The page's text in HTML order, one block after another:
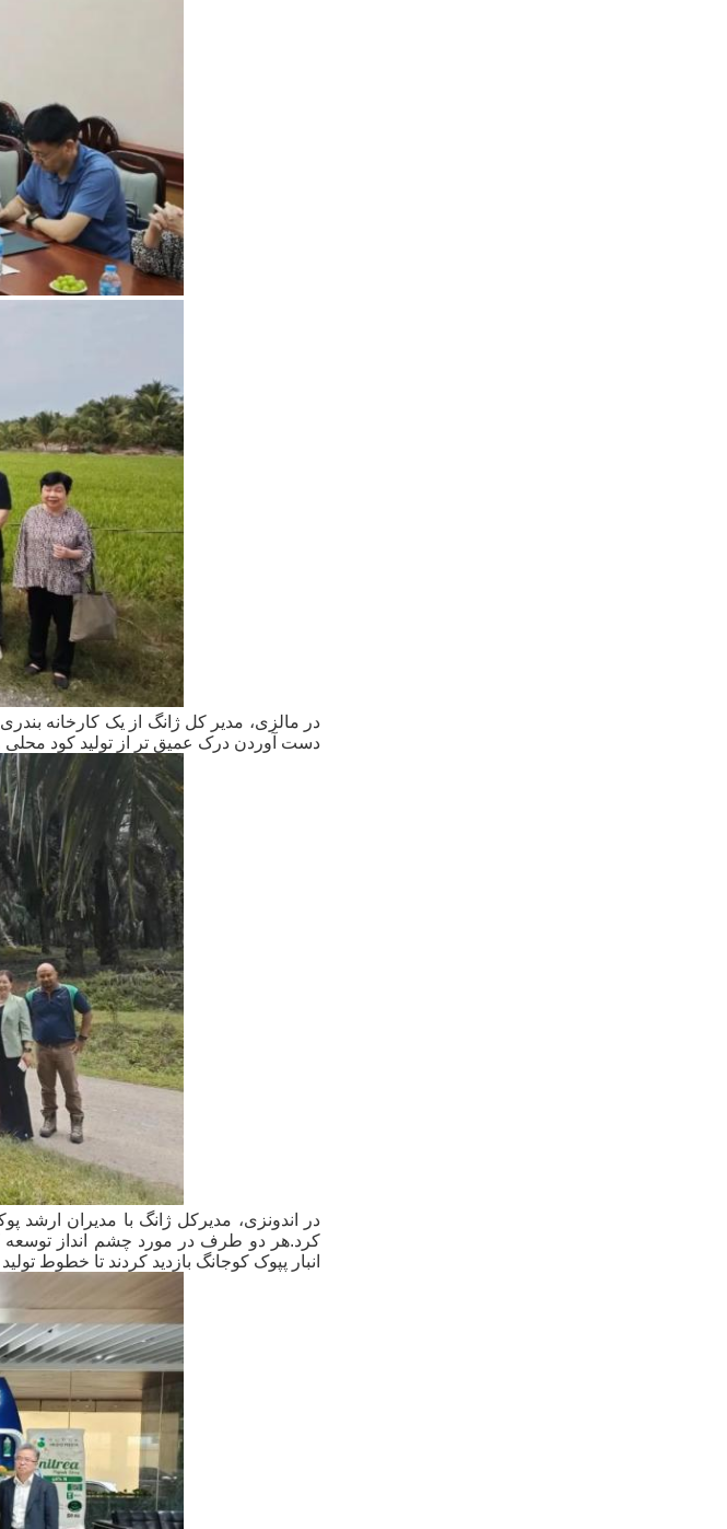
در مالزی، مدیر کل ژانگ از یک کارخانه
دست آوردن درک عمیق تر از تولید کود
در اندونزی، مدیرکل ژانگ با مدیران ارشد
کرد.هر دو طرف در مورد چشم انداز توسعه
انبار پپوک کوجانگ بازدید کردند تا خطوط